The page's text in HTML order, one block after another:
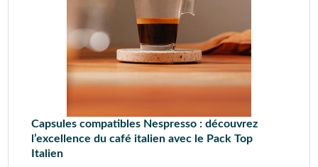
Capsules compatibles Nespresso : découvrez
l’excellence du café italien avec le Pack Top
Italien